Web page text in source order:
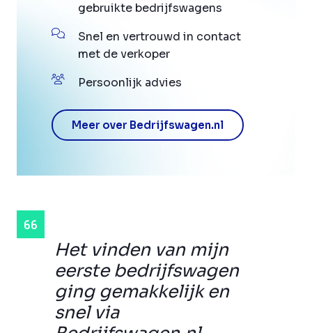
Het vinden van mijn
eerste bedrijfswagen
ging gemakkelijk en
snel via
gebruikte bedrijfswagens
Snel en vertrouwd in contact
met de verkoper
Persoonlijk advies
Meer over Bedrijfswagen.nl